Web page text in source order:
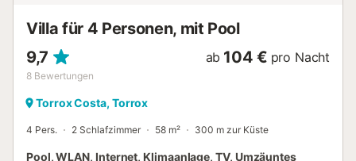
Villa für 4 Personen, mit Pool
9,7
8 Bewertungen
ab 104 € pro Nacht
Torrox Costa, Torrox
4 Pers. 2 Schlafzimmer 58 m² 300 m zur Küste
Pool, WLAN, Internet, Klimaanlage, TV, Umzäuntes